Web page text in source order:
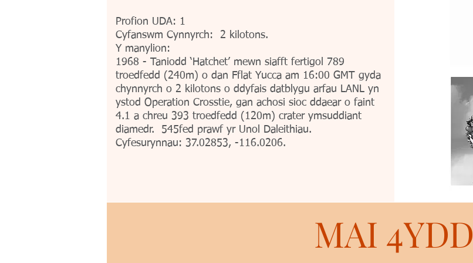
Profion UDA: 1
Cyfanswm Cynnyrch: 2 kilotons.
Y manylion:
1968 - Taniodd ‘Hatchet’ mewn siafft fertigol 789
troedfedd (240m) o dan Fflat Yucca am 16:00 GMT gyda
chynnyrch o 2 kilotons o ddyfais datblygu arfau LANL yn
ystod Operation Crosstie, gan achosi sioc ddaear o faint
4.1 a chreu 393 troedfedd (120m) crater ymsuddiant
diamedr. 545fed prawf yr Unol Daleithiau.
Cyfesurynnau: 37.02853, -116.0206.
MAI 4YDD